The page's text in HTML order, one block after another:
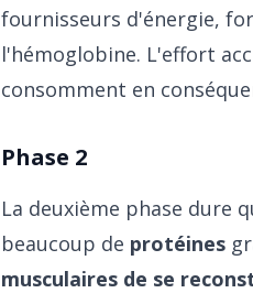
fournisseurs d'énergie,
l'hémoglobine. L'effort
consomment en
Phase 2
La deuxième phase dure
beaucoup de protéines
musculaires de se